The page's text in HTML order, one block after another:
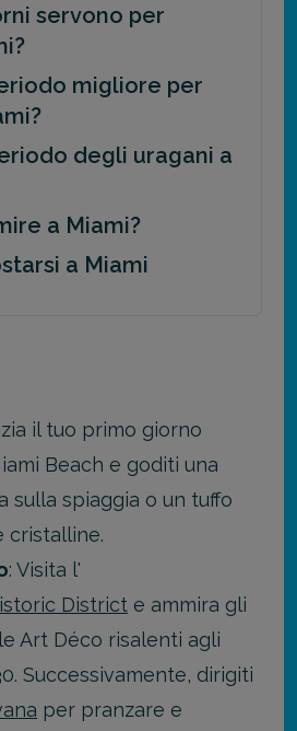
servono per
migliore per
degli uragani a
a Miami?
a Miami
il tuo primo giorno
Beach e goditi una
sulla spiaggia o un tuffo
cristalline.
: Visita l'
District e ammira gli
Art Déco risalenti agli
Successivamente, dirigiti
per pranzare e